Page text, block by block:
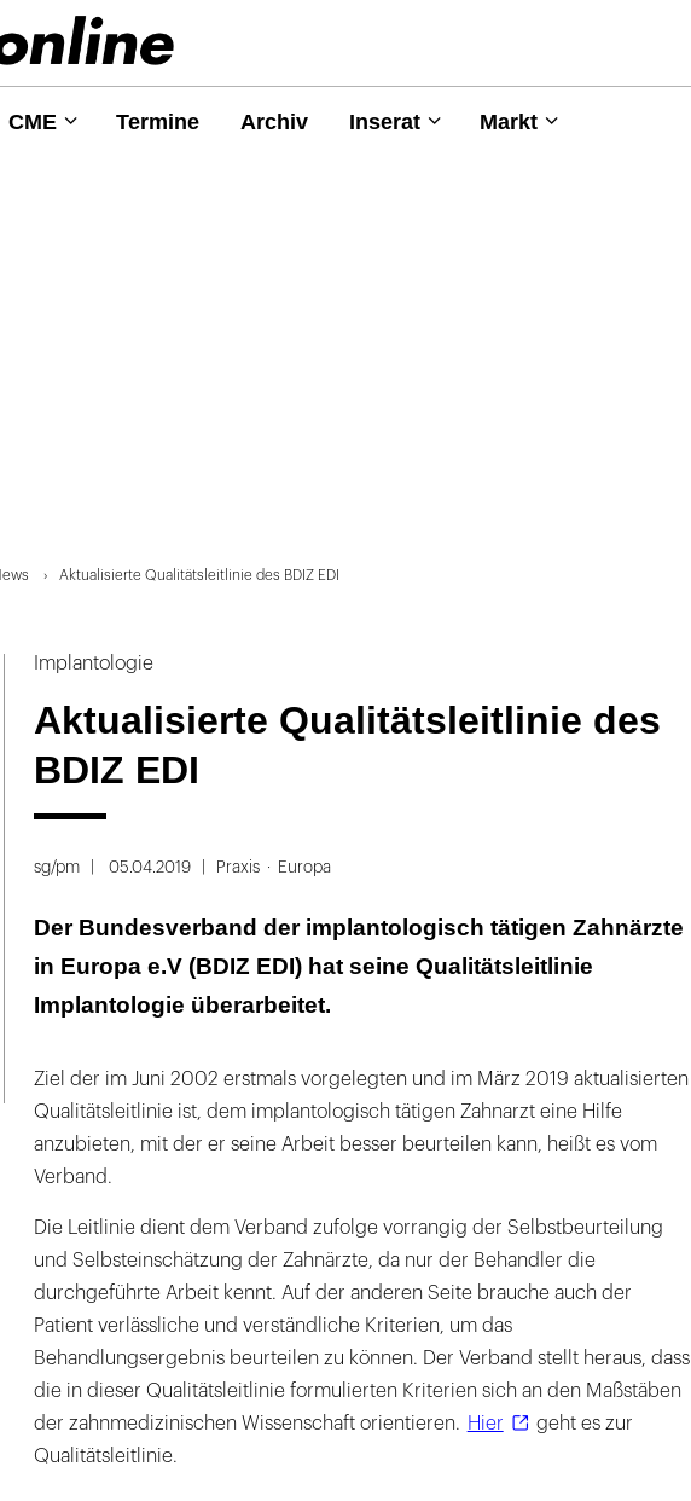
CME Termine Archiv Inserat Markt
Aktualisierte Qualitätsleitlinie des BDIZ EDI
Implantologie
Aktualisierte Qualitätsleitlinie des
BDIZ EDI
sg/pm 05.04.2019 Praxis Europa
Der Bundesverband der implantologisch tätigen Zahnärzte
in Europa e.V (BDIZ EDI) hat seine Qualitätsleitlinie
Implantologie überarbeitet.
Ziel der im Juni 2002 erstmals vorgelegten und im März 2019 aktualisierten
Qualitätsleitlinie ist, dem implantologisch tätigen Zahnarzt eine Hilfe
anzubieten, mit der er seine Arbeit besser beurteilen kann, heißt es vom
Verband.
Die Leitlinie dient dem Verband zufolge vorrangig der Selbstbeurteilung
und Selbsteinschätzung der Zahnärzte, da nur der Behandler die
durchgeführte Arbeit kennt. Auf der anderen Seite brauche auch der
Patient verlässliche und verständliche Kriterien, um das
Behandlungsergebnis beurteilen zu können. Der Verband stellt heraus, dass
die in dieser Qualitätsleitlinie formulierten Kriterien sich an den Maßstäben
der zahnmedizinischen Wissenschaft orientieren.
Hier
geht es zur
Qualitätsleitlinie.